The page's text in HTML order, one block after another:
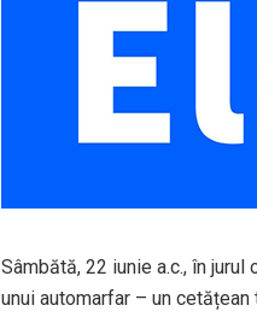
Sâmbătă, 22 iunie a.c., în
unui automarfar – un